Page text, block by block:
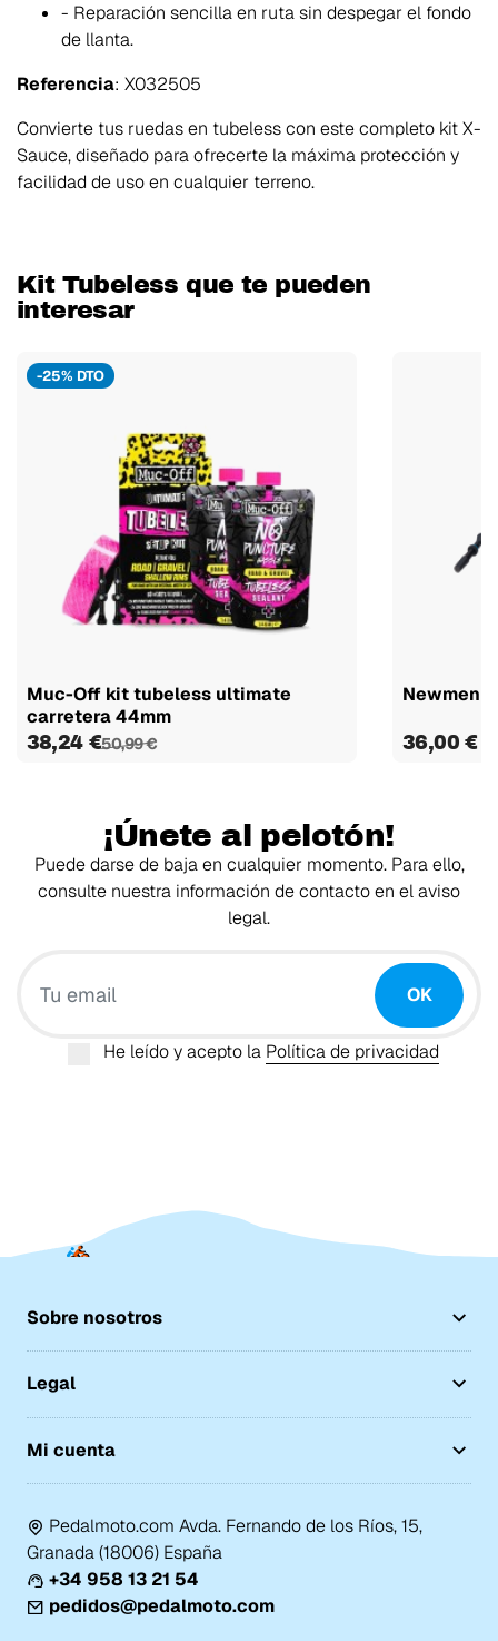
- Reparación sencilla en ruta sin despegar el fondo
de llanta.
Referencia: X032505
Convierte tus ruedas en tubeless con este completo kit X-
Sauce, diseñado para ofrecerte la máxima protección y
facilidad de uso en cualquier terreno.
Kit Tubeless que te pueden
interesar
-25% DTO
Muc-Off kit tubeless ultimate
carretera 44mm
38,24 €50,99 €
Newmen
36,00 €
¡Únete al pelotón!
Puede darse de baja en cualquier momento. Para ello,
consulte nuestra información de contacto en el aviso
legal.
OK
He leído y acepto la Política de privacidad
Sobre nosotros
Legal
Mi cuenta
Pedalmoto.com Avda. Fernando de los Ríos, 15,
Granada (18006) España
+34 958 13 21 54
pedidos@pedalmoto.com